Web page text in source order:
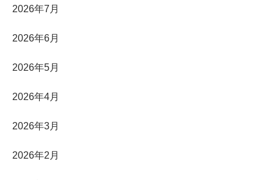
2026年7月
2026年6月
2026年5月
2026年4月
2026年3月
2026年2月